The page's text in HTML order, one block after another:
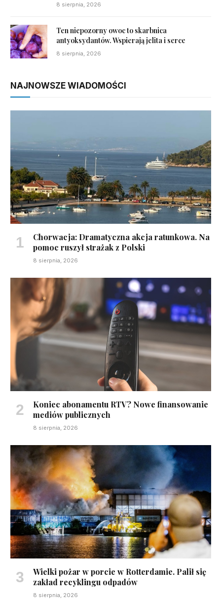
8 sierpnia, 2026
Ten niepozorny owoc to skarbnica
antyoksydantów. Wspierają jelita i serce
8 sierpnia, 2026
NAJNOWSZE WIADOMOŚCI
Chorwacja: Dramatyczna akcja ratunkowa. Na
pomoc ruszył strażak z Polski
8 sierpnia, 2026
Koniec abonamentu RTV? Nowe finansowanie
mediów publicznych
8 sierpnia, 2026
Wielki pożar w porcie w Rotterdamie. Palił się
zakład recyklingu odpadów
8 sierpnia, 2026